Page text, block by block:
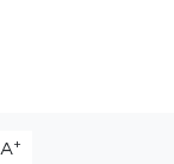
A+